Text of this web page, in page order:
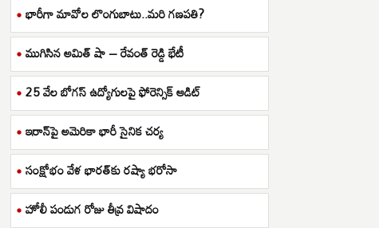
భారీగా మావోల లొంగుబాటు..మరి గణపతి?
ముగిసిన అమిత్ షా – రేవంత్ రెడ్డి భేటీ
25 వేల బోగస్ ఉద్యోగులపై ఫోరెన్సిక్ ఆడిట్
ఇరాన్‌పై అమెరికా భారీ సైనిక చర్య
సంక్షోభం వేళ భారత్‌కు రష్యా భరోసా
హోలీ పండుగ రోజు తీవ్ర విషాదం